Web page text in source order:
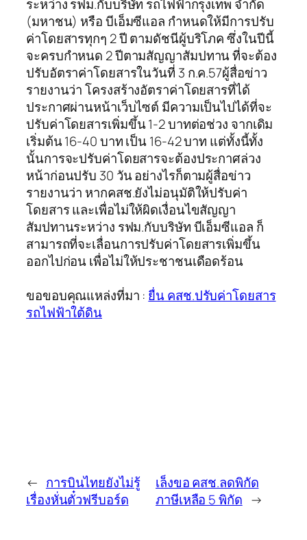
ระหว่าง รฟม.กับบริษัท รถไฟฟ้ากรุงเทพ จำกัด
(มหาชน) หรือ บีเอ็มซีแอล กำหนดให้มีการปรับ
ค่าโดยสารทุกๆ 2 ปี ตามดัชนีผู้บริโภค ซึ่งในปีนี้
จะครบกำหนด 2 ปีตามสัญญาสัมปทาน ที่จะต้อง
ปรับอัตราค่าโดยสารในวันที่ 3 ก.ค.57ผู้สื่อข่าว
รายงานว่า โครงสร้างอัตราค่าโดยสารที่ได้
ประกาศผ่านหน้าเว็บไซต์ มีความเป็นไปได้ที่จะ
ปรับค่าโดยสารเพิ่มขึ้น 1-2 บาทต่อช่วง จากเดิม
เริ่มต้น 16-40 บาท เป็น 16-42 บาท แต่ทั้งนี้ทั้ง
นั้นการจะปรับค่าโดยสารจะต้องประกาศล่วง
หน้าก่อนปรับ 30 วัน อย่างไรก็ตามผู้สื่อข่าว
รายงานว่า หากคสช.ยังไม่อนุมัติให้ปรับค่า
โดยสาร และเพื่อไม่ให้ผิดเงื่อนไขสัญญา
สัมปทานระหว่าง รฟม.กับบริษัท บีเอ็มซีแอล ก็
สามารถที่จะเลื่อนการปรับค่าโดยสารเพิ่มขึ้น
ออกไปก่อน เพื่อไม่ให้ประชาชนเดือดร้อน
ขอขอบคุณแหล่งที่มา : ยื่น คสช.ปรับค่าโดยสาร
รถไฟฟ้าใต้ดิน
← การบินไทยยังไม่รู้
เรื่องหั่นตั๋วฟรีบอร์ด
เล็งขอ คสช.ลดพิกัด
ภาษีเหลือ 5 พิกัด →